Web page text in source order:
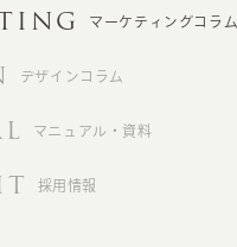
マーケティングコラム
デザインコラム
マニュアル・資料
採用情報